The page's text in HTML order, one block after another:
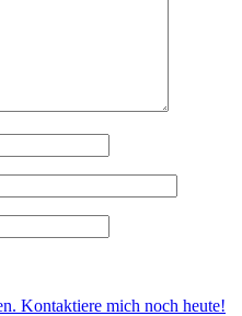
Kontaktiere mich noch heute!